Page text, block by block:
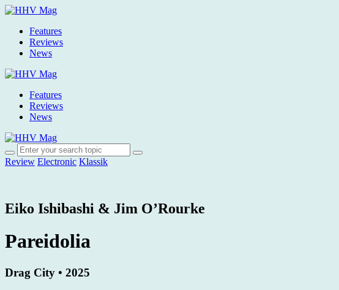
Features
Reviews
News
Features
Reviews
News
Review Electronic Klassik
Eiko Ishibashi & Jim O’Rourke
Pareidolia
Drag City • 2025